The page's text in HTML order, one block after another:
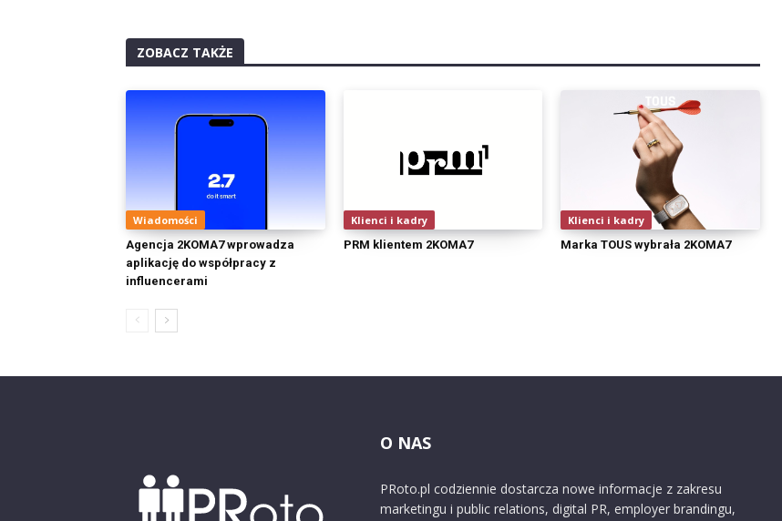
ZOBACZ TAKŻE
Wiadomości
Agencja 2KOMA7 wprowadza
aplikację do współpracy z
influencerami
Klienci i kadry
PRM klientem 2KOMA7
Klienci i kadry
Marka TOUS wybrała 2KOMA7
O NAS
PRoto.pl codziennie dostarcza nowe informacje z zakresu
marketingu i public relations, digital PR, employer brandingu,